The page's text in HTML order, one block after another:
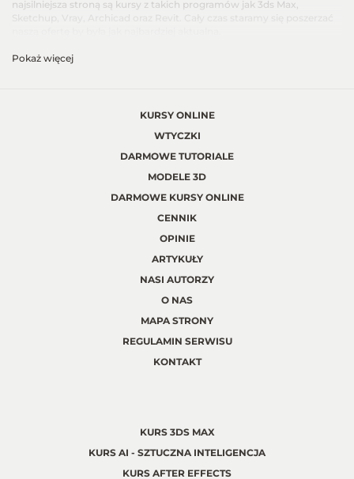
najsilniejsza stroną są kursy z takich programów jak 3ds Max,
Pokaż więcej
KURSY ONLINE
WTYCZKI
DARMOWE TUTORIALE
MODELE 3D
DARMOWE KURSY ONLINE
CENNIK
OPINIE
ARTYKUŁY
NASI AUTORZY
O NAS
MAPA STRONY
REGULAMIN SERWISU
KONTAKT
KURS 3DS MAX
KURS AI - SZTUCZNA INTELIGENCJA
KURS AFTER EFFECTS